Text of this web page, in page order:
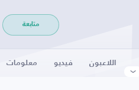
متابعة
اللاعبون فيديو معلومات